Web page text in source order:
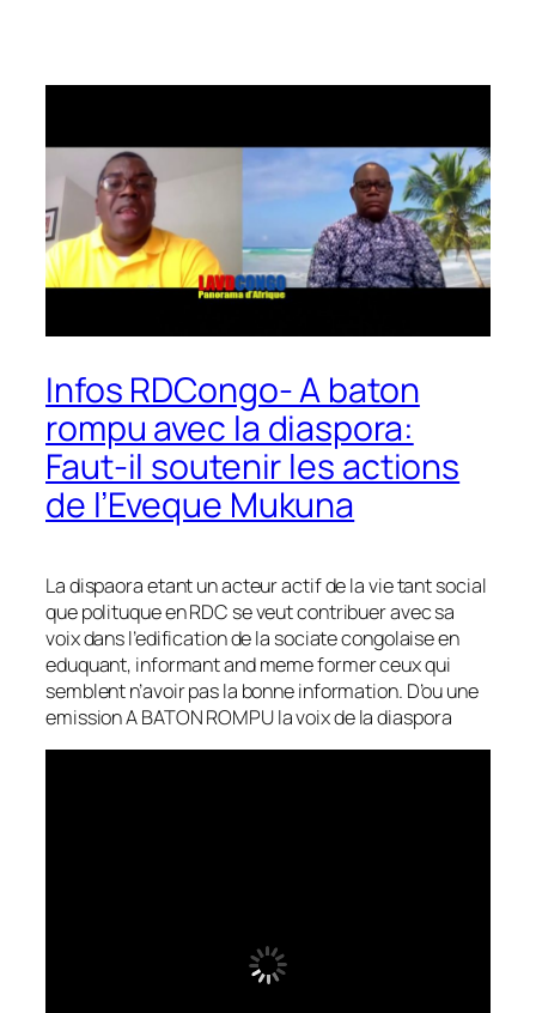
Infos RDCongo- A baton
rompu avec la diaspora:
Faut-il soutenir les actions
de l’Eveque Mukuna
La dispaora etant un acteur actif de la vie tant social
que polituque en RDC se veut contribuer avec sa
voix dans l’edification de la sociate congolaise en
eduquant, informant and meme former ceux qui
semblent n’avoir pas la bonne information. D’ou une
emission A BATON ROMPU la voix de la diaspora